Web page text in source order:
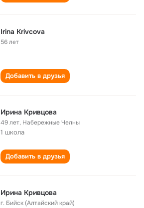
Irina Krivcova
56 лет
Добавить в друзья
Ирина Кривцова
49 лет, Набережные Челны
1 школа
Добавить в друзья
Ирина Кривцова
г. Бийск (Алтайский край)